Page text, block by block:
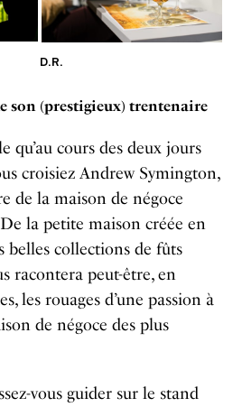
D.R.
son (prestigieux) trentenaire
qu’au cours des deux jours
croisiez Andrew Symington,
de la maison de négoce
la petite maison créée en
belles collections de fûts
racontera peut-être, en
les rouages d’une passion à
de négoce des plus
vous guider sur le stand